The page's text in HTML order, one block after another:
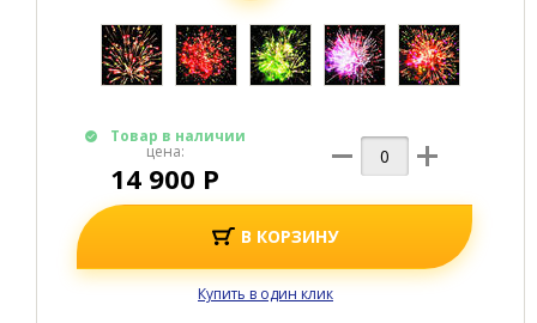
Товар в наличии
цена:
14 900 Р
В КОРЗИНУ
Купить в один клик